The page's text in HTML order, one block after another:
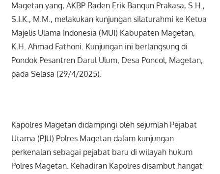
Magetan yang, AKBP Raden Erik Bangun Prakasa, S.H.,
S.I.K., M.M., melakukan kunjungan silaturahmi ke Ketua
Majelis Ulama Indonesia (MUI) Kabupaten Magetan,
K.H. Ahmad Fathoni. Kunjungan ini berlangsung di
Pondok Pesantren Darul Ulum, Desa Poncol, Magetan,
pada Selasa (29/4/2025).
Kapolres Magetan didampingi oleh sejumlah Pejabat
Utama (PJU) Polres Magetan dalam kunjungan
perkenalan sebagai pejabat baru di wilayah hukum
Polres Magetan. Kehadiran Kapolres disambut hangat